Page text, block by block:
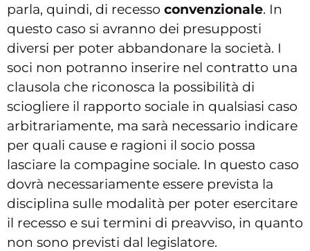
parla, quindi, di recesso convenzionale. In
questo caso si avranno dei presupposti
diversi per poter abbandonare la società. I
soci non potranno inserire nel contratto una
clausola che riconosca la possibilità di
sciogliere il rapporto sociale in qualsiasi caso
arbitrariamente, ma sarà necessario indicare
per quali cause e ragioni il socio possa
lasciare la compagine sociale. In questo caso
dovrà necessariamente essere prevista la
disciplina sulle modalità per poter esercitare
il recesso e sui termini di preavviso, in quanto
non sono previsti dal legislatore.